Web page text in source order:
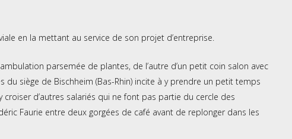
en la mettant au service de son projet d’entreprise.
parsemée de plantes, de l’autre d’un petit coin salon avec
siège de Bischheim (Bas-Rhin) incite à y prendre un petit temps
croiser d’autres salariés qui ne font pas partie du cercle des
Faurie entre deux gorgées de café avant de replonger dans les